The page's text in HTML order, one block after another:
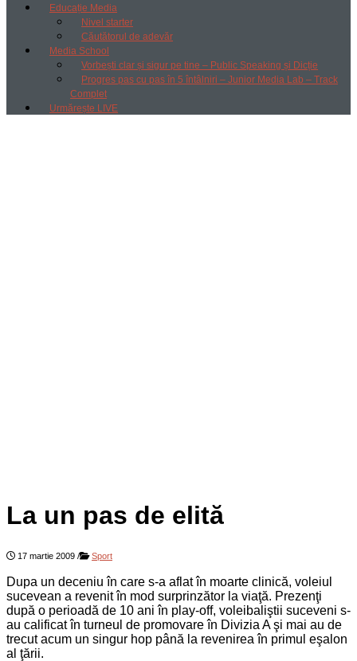
Educație Media
Nivel starter
Căutătorul de adevăr
Media School
Vorbești clar și sigur pe tine – Public Speaking și Dicție
Progres pas cu pas în 5 întâlniri – Junior Media Lab – Track
Complet
Urmărește LIVE
La un pas de elită
17 martie 2009 / Sport
Dupa un deceniu în care s-a aflat în moarte clinică, voleiul
sucevean a revenit în mod surprinzător la viaţă. Prezenţi
după o perioadă de 10 ani în play-off, voleibaliştii suceveni s-
au calificat în turneul de promovare în Divizia A şi mai au de
trecut acum un singur hop până la revenirea în primul eşalon
al ţării.